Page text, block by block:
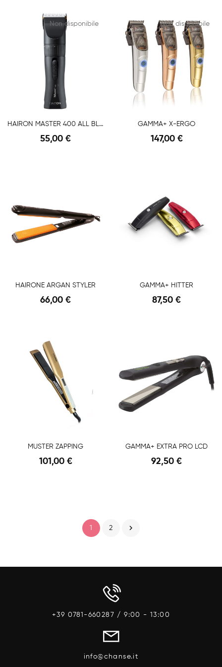
Anteprima
Non disponibile
HAIRON MASTER 400 ALL BLACK
55,00 €
Non disponibile
GAMMA+ X-ERGO
147,00 €
HAIRONE ARGAN STYLER
66,00 €
GAMMA+ HITTER
87,50 €
MUSTER ZAPPING
101,00 €
GAMMA+ EXTRA PRO LCD
92,50 €
1 2 
+39 0781-660287 / 9:00 - 13:00
info@chanse.it